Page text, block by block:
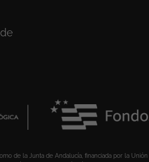
de la Junta de Andalucía, financiada por la Unión